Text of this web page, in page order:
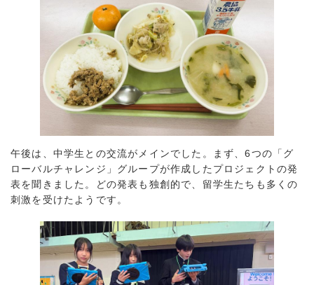
午後は、中学生との交流がメインでした。まず、6つの「グ
ローバルチャレンジ」グループが作成したプロジェクトの発
表を聞きました。どの発表も独創的で、留学生たちも多くの
刺激を受けたようです。